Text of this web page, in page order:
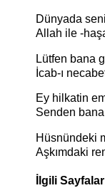
Dünyada
Allah ile -
Lütfen bana
İcab-ı
Ey hilkatin
Senden
Hüsnündeki
Aşkımdaki
İlgili Sayfalar